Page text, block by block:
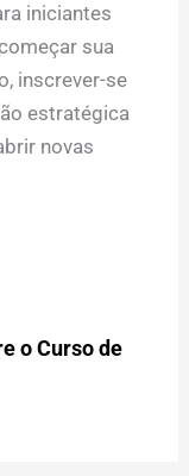
iniciantes
sua
inscrever-se
estratégica
novas
o Curso de